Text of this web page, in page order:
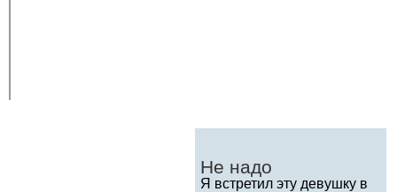
Не надо
Я встретил эту девушку в